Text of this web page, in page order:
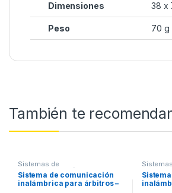
Dimensiones 38 x
Peso 70 g
También te
Sistemas de
intercomunicación Conjuntos
de intercomunicación
Sistema de comunicación
inalámbrica para árbitros –
de